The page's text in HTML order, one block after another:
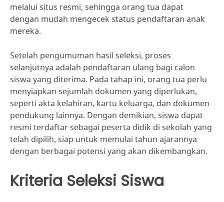
melalui situs resmi, sehingga orang tua dapat
dengan mudah mengecek status pendaftaran anak
mereka.
Setelah pengumuman hasil seleksi, proses
selanjutnya adalah pendaftaran ulang bagi calon
siswa yang diterima. Pada tahap ini, orang tua perlu
menyiapkan sejumlah dokumen yang diperlukan,
seperti akta kelahiran, kartu keluarga, dan dokumen
pendukung lainnya. Dengan demikian, siswa dapat
resmi terdaftar sebagai peserta didik di sekolah yang
telah dipilih, siap untuk memulai tahun ajarannya
dengan berbagai potensi yang akan dikembangkan.
Kriteria Seleksi Siswa